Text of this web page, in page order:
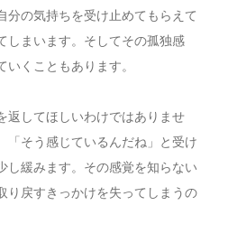
分の気持ちを受け止めてもらえて
しまいます。そしてその孤独感
くこともあります。
返してほしいわけではありませ
「そう感じているんだね」と受け
し緩みます。その感覚を知らない
り戻すきっかけを失ってしまうの